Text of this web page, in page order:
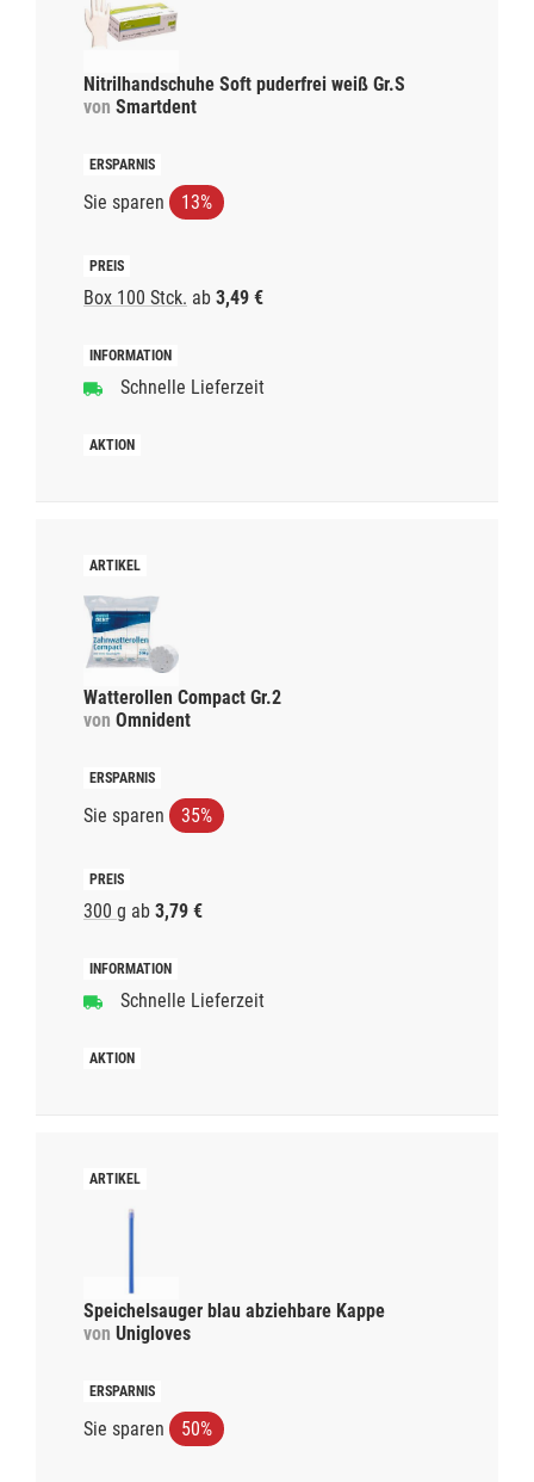
Nitrilhandschuhe Soft puderfrei weiß Gr.S
von Smartdent
Sie sparen 13%
Box 100 Stck. ab 3,49 €
Schnelle Lieferzeit
Watterollen Compact Gr.2
von Omnident
Sie sparen 35%
300 g ab 3,79 €
Schnelle Lieferzeit
Speichelsauger blau abziehbare Kappe
von Unigloves
Sie sparen 50%